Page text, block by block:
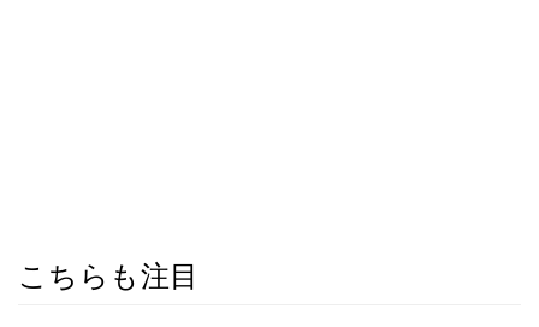
こちらも注目